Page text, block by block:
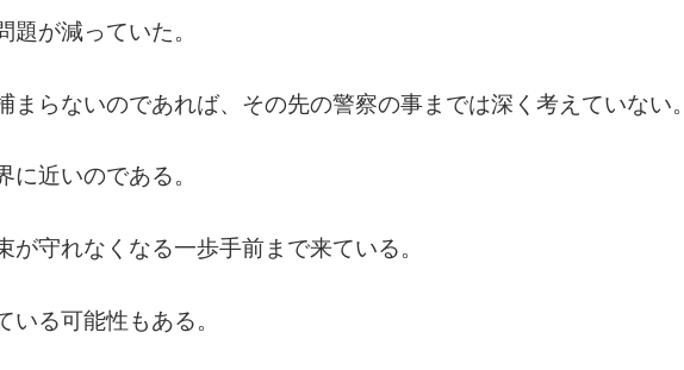
題が減っていた。
まらないのであれば、その先の警察の事までは深く考えていない。
に近いのである。
が守れなくなる一歩手前まで来ている。
いる可能性もある。